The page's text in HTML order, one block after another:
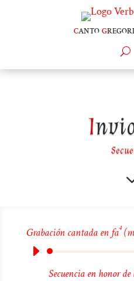
cantog
I
Grabación cantada en fa4
Secuencia en honor